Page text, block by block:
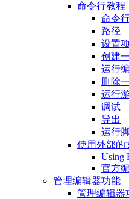
命令行教程
命令
路径
设置
创建
运行
删除
运行
调试
导出
运行
使用外部的
Using
官方
管理编辑器功能
管理编辑器